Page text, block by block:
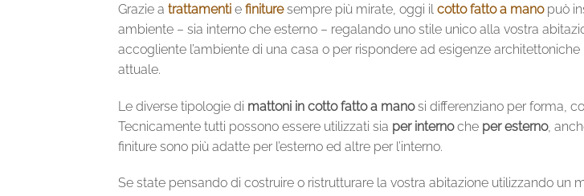
Grazie a trattamenti e finituresempre più mirate, oggi il cotto fatto a manopuò
ambiente – sia interno che esterno – regalando uno stile unico alla vostra
accogliente l’ambiente di una casa o per rispondere ad esigenze architettoniche
attuale.
Le diverse tipologie di mattoni in cotto fatto a manosi differenziano per forma,
Tecnicamente tutti possono essere utilizzati sia per internoche per esterno,
finiture sono più adatte per l’esterno ed altre per l’interno.
Se state pensando di costruire o ristrutturare la vostra abitazione utilizzando un